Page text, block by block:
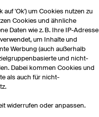
'Ok') um Cookies nutzen zu
Cookies und ähnliche
Daten wie z. B. Ihre IP-Adresse
um Inhalte und
Werbung (auch außerhalb
und nicht-
Dabei kommen Cookies und
als auch für nicht-
widerrufen oder anpassen.